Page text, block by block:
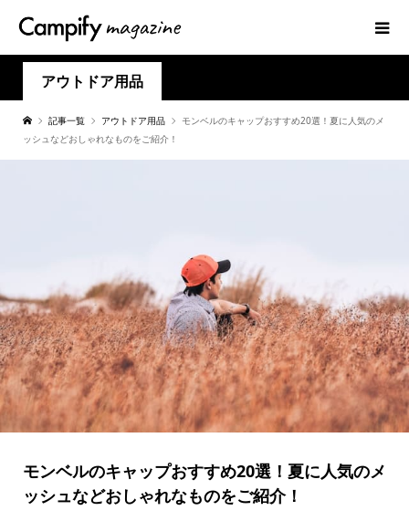
アウトドア用品
記事一覧 アウトドア用品
モンベルのキャップおすすめ20選！夏に人気のメ
ッシュなどおしゃれなものをご紹介！
モンベルのキャップおすすめ20選！夏に人気のメ
ッシュなどおしゃれなものをご紹介！